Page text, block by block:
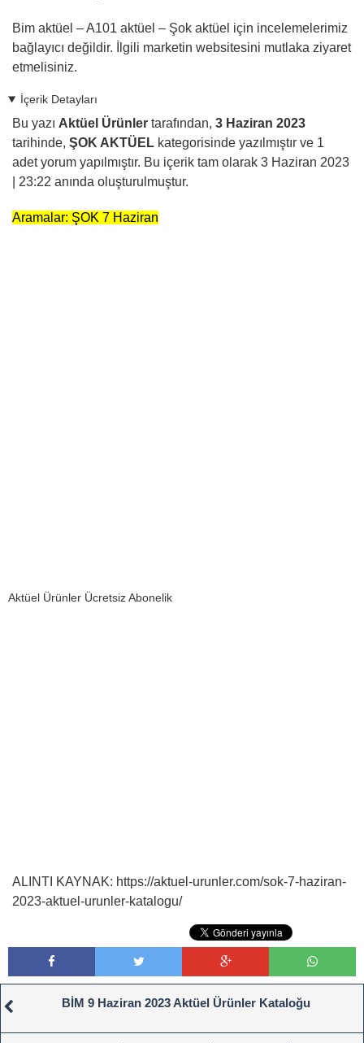
Bim aktüel – A101 aktüel – Şok aktüel için incelemelerimiz
bağlayıcı değildir. İlgili marketin websitesini mutlaka ziyaret
etmelisiniz.
İçerik Detayları
Bu yazı Aktüel Ürünler tarafından, 3 Haziran 2023
tarihinde, ŞOK AKTÜEL kategorisinde yazılmıştır ve 1
adet yorum yapılmıştır. Bu içerik tam olarak 3 Haziran 2023
| 23:22 anında oluşturulmuştur.
Aramalar: ŞOK 7 Haziran
Aktüel Ürünler Ücretsiz Abonelik
ALINTI KAYNAK: https://aktuel-urunler.com/sok-7-haziran-
2023-aktuel-urunler-katalogu/
BİM 9 Haziran 2023 Aktüel Ürünler Kataloğu